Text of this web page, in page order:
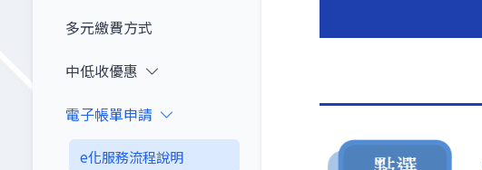
多元繳費方式
中低收優惠
電子帳單申請
e化服務流程說明